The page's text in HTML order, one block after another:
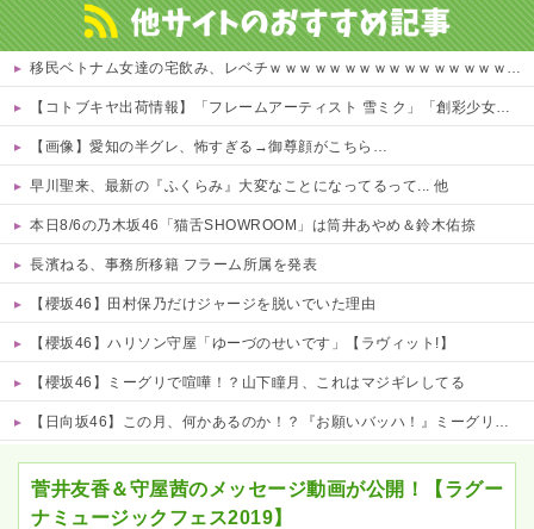
移民ベトナム女達の宅飲み、レベチｗｗｗｗｗｗｗｗｗｗｗｗｗｗｗｗｗｗｗｗｗｗｗｗ
【コトブキヤ出荷情報】「フレームアーティスト 雪ミク」「創彩少女庭園 早乙女 瑠衣【桃桜高校・競泳水着】」プラモデルほか【発売日決定】
【画像】愛知の半グレ、怖すぎる→御尊顔がこちら…
早川聖来、最新の『ふくらみ』大変なことになってるって... 他
本日8/6の乃木坂46「猫舌SHOWROOM」は筒井あやめ＆鈴木佑捺
長濱ねる、事務所移籍 フラーム所属を発表
【櫻坂46】田村保乃だけジャージを脱いでいた理由
【櫻坂46】ハリソン守屋「ゆーづのせいです」【ラヴィット!】
【櫻坂46】ミーグリで喧嘩！？山下瞳月、これはマジギレしてる
【日向坂46】この月、何かあるのか！？『お願いバッハ！』ミーグリ日程がこちら
菅井友香＆守屋茜のメッセージ動画が公開！【ラグー
ナミュージックフェス2019】